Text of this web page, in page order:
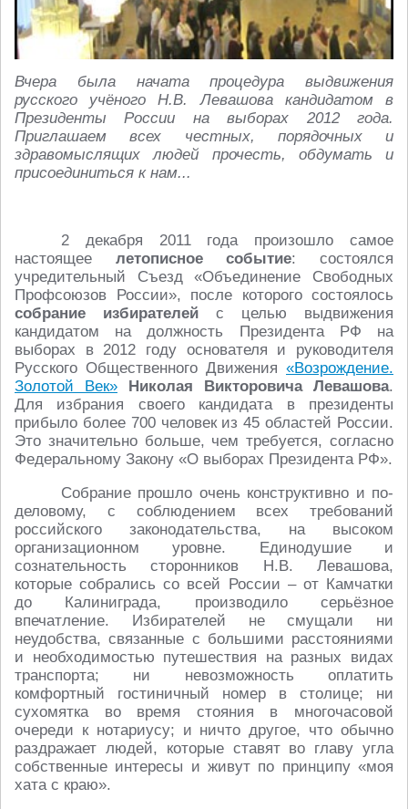
Вчера была начата процедура выдвижения
русского учёного Н.В. Левашова кандидатом в
Президенты России на выборах 2012 года.
Приглашаем всех честных, порядочных и
здравомыслящих людей прочесть, обдумать и
присоединиться к нам...
2 декабря 2011 года произошло самое
настоящее летописное событие: состоялся
учредительный Съезд «Объединение Cвободных
Профсоюзов России», после которого состоялось
собрание избирателей с целью выдвижения
кандидатом на должность Президента РФ на
выборах в 2012 году основателя и руководителя
Русского Общественного Движения «Возрождение.
Золотой Век»
Николая Викторовича Левашова.
Для избрания своего кандидата в президенты
прибыло более 700 человек из 45 областей России.
Это значительно больше, чем требуется, согласно
Федеральному Закону «О выборах Президента РФ».
Собрание прошло очень конструктивно и по-
деловому, с соблюдением всех требований
российского законодательства, на высоком
организационном уровне. Единодушие и
сознательность сторонников Н.В. Левашова,
которые собрались со всей России – от Камчатки
до Калиниграда, производило серьёзное
впечатление. Избирателей не смущали ни
неудобства, связанные с большими расстояниями
и необходимостью путешествия на разных видах
транспорта; ни невозможность оплатить
комфортный гостиничный номер в столице; ни
сухомятка во время стояния в многочасовой
очереди к нотариусу; и ничто другое, что обычно
раздражает людей, которые ставят во главу угла
собственные интересы и живут по принципу «моя
хата с краю».